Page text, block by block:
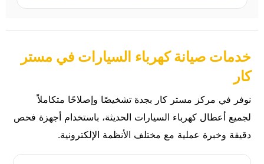
خدمات صيانة كهرباء السيارات في مستر
كار
نوفر في مركز مستر كار بجدة تشخيصًا وإصلاحًا متكاملاً
لجميع أعطال كهرباء السيارات الحديثة، باستخدام أجهزة فحص
دقيقة وخبرة عملية مع مختلف الأنظمة الإلكترونية.